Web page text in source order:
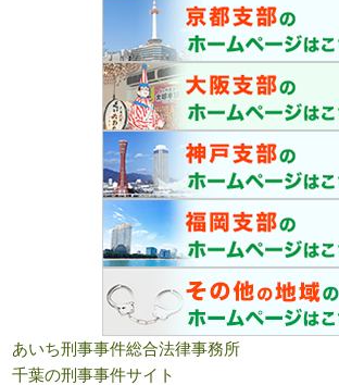
あいち刑事事件総合法律事務所
千葉の刑事事件サイト